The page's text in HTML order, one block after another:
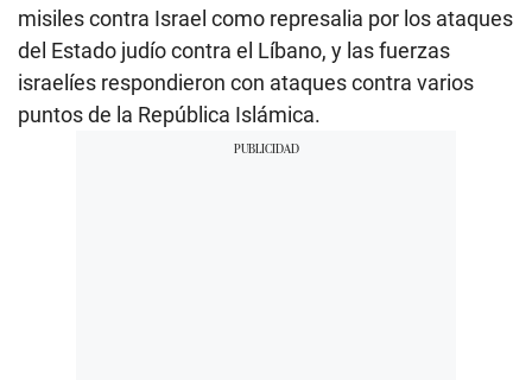
misiles contra Israel como represalia por los ataques
del Estado judío contra el Líbano, y las fuerzas
israelíes respondieron con ataques contra varios
puntos de la República Islámica.